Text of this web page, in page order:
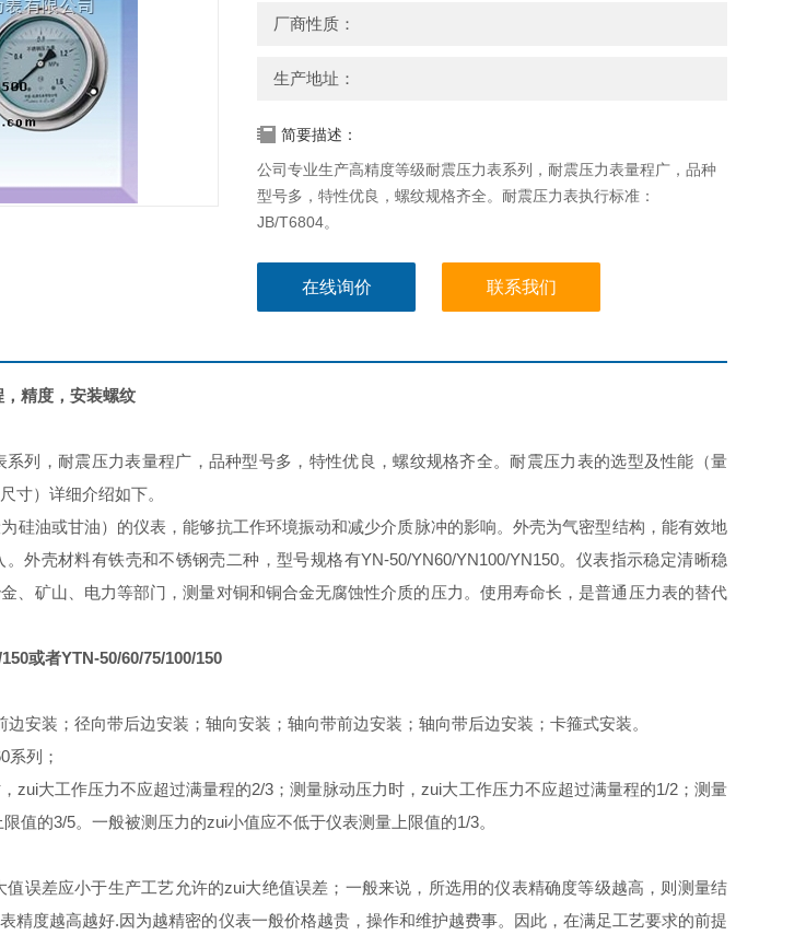
厂商性质：
生产地址：
简要描述：
公司专业生产高精度等级耐震压力表系列，耐震压力表量程广，品种
型号多，特性优良，螺纹规格齐全。耐震压力表执行标准：
JB/T6804。
在线询价 联系我们
精度，安装螺纹
系列，耐震压力表量程广，品种型号多，特性优良，螺纹规格齐全。耐震压力表的选型及性能（量
寸）详细介绍如下。
硅油或甘油） 的仪表，能够抗工作环境振动和减少介质脉冲的影响。外壳为气密型结构，能有效地
外壳材料有铁壳和不锈钢壳二种，型号规格有YN-50/YN60/YN100/YN150。仪表指示稳定清晰稳
、矿山、电力等部门，测量对铜和铜合金无腐蚀性介质的压力。使用寿命长，是普通压力表的替代
或者YTN-50/60/75/100/150
安装；径向带后边安装；轴向安装；轴向带前边安装；轴向带后边安装；卡箍式安装。
系列；
zui大工作压力不应超过满量程的2/3；测量脉动压力时，zui大工作压力不应超过满量程的1/2；测量
值的3/5。一般被测压力的zui小值应不低于仪表测量上限值的1/3。
值误差应小于生产工艺允许的zui大绝值误差；一般来说，所选用的仪表精确度等级越高，则测量结
精度越高越好.因为越精密的仪表一般价格越贵，操作和维护越费事。因此，在满足工艺要求的前提